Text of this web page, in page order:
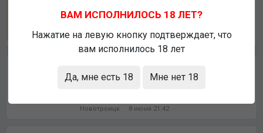
Ищу девушку для дружбы и общения
Олег +7 (922) 837-80-91
Новотроицк 5 июля 01:42
Ищу девушку для флирта
Новотроицк 8 июня 21:42
ВАМ ИСПОЛНИЛОСЬ 18 ЛЕТ?
Нажатие на левую кнопку подтверждает, что
вам исполнилось 18 лет
Да, мне есть 18 Мне нет 18